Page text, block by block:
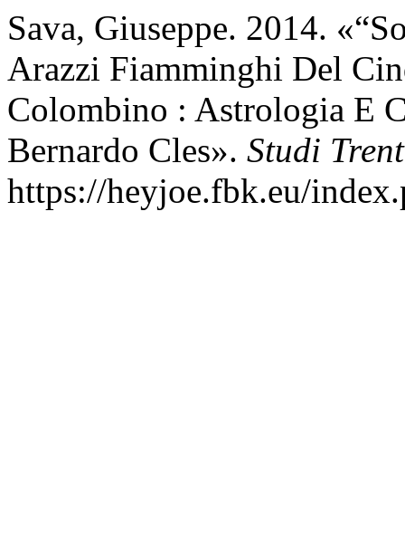
Sava, Giuseppe. 2014.
Arazzi Fiamminghi Del
Colombino : Astrologia E
Bernardo Cles». Studi
https://heyjoe.fbk.eu/